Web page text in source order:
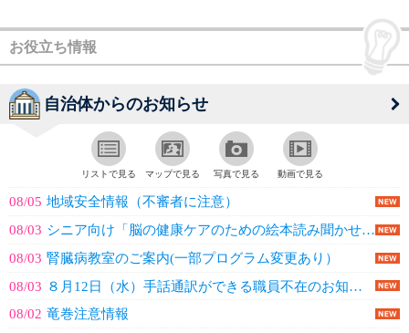
お役立ち情報
自治体からのお知らせ
リストで見る マップで見る 写真で見る 動画で見る
08/05 地域安全情報（不審者に注意）
08/03 シニア向け「脳の健康ケアのための絵本読み聞かせ講座」
08/03 腎臓病教室のご案内(一部プログラム変更あり）
08/03 ８月12日（水）手話通訳ができる職員不在のお知らせ
08/02 竜巻注意情報